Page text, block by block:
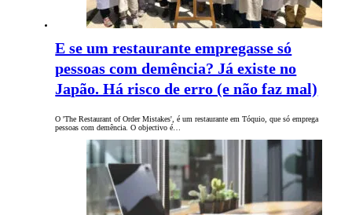
E se um restaurante empregasse só
pessoas com demência? Já existe no
Japão. Há risco de erro (e não faz mal)
O 'The Restaurant of Order Mistakes', é um restaurante em Tóquio, que só emprega
pessoas com demência. O objectivo é…